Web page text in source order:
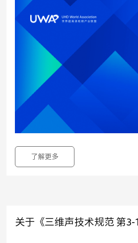
了解更多